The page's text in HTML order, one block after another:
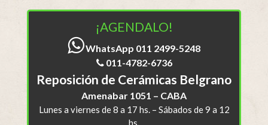
¡AGENDALO!
WhatsApp 011 2499-5248
011-4782-6736
Reposición de Cerámicas Belgrano
Amenabar 1051 – CABA
Lunes a viernes de 8 a 17 hs. – Sábados de 9 a 12
hs.